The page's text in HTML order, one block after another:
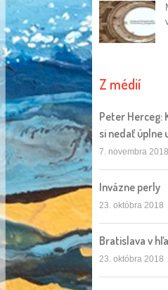
Z médií
Peter Herceg:
si nedať úplne
7. novembra 2018
Invázne perly
23. októbra 2018
Bratislava v
23. októbra 2018